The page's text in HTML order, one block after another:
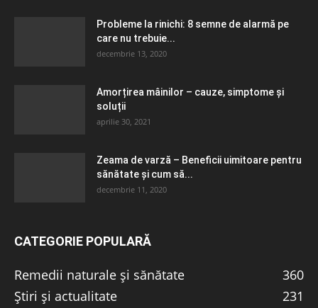
Probleme la rinichi: 8 semne de alarmă pe
care nu trebuie...
decembrie 13, 2020
Amorțirea mâinilor – cauze, simptome și
soluții
aprilie 30, 2021
Zeama de varză – Beneficii uimitoare pentru
sănătate și cum să...
decembrie 11, 2020
CATEGORIE POPULARĂ
Remedii naturale și sănătate
360
Știri și actualitate
231